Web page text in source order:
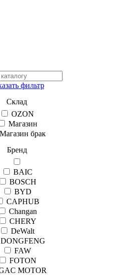
фильтр
Склад
OZON
Магазин
Магазин брак
Бренд
BAIC
BOSCH
BYD
CAPHUB
Changan
CHERY
DeWalt
DONGFENG
FAW
FOTON
MOTOR